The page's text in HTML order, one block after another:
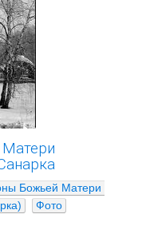
Божьей Матери
Фото